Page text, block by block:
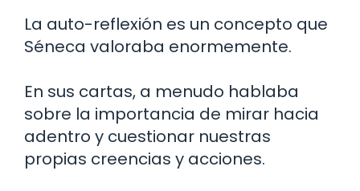
La auto-reflexión es un concepto que
Séneca valoraba enormemente.
En sus cartas, a menudo hablaba
sobre la importancia de mirar hacia
adentro y cuestionar nuestras
propias creencias y acciones.